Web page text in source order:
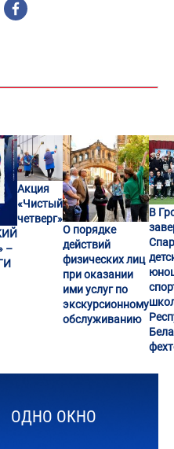
ОДНО ОКНО
–
Акция
«Чистый
четверг»
О порядке
действий
физических лиц
при оказании
ими услуг по
экскурсионному
обслуживанию
В